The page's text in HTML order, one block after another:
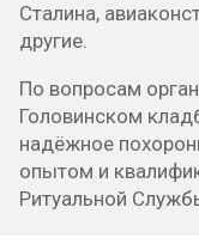
Сталина,
другие.
По вопросам
Головинском
надёжное
опытом и
Ритуальной